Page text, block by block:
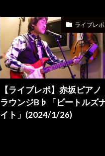
live-in隠れ家
【ライブレポ】浜松町Live in
隠れ家「Three
Generations」(2024/1/20)